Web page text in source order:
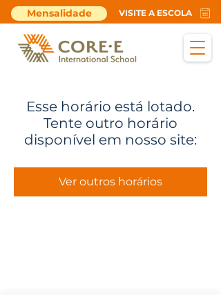
Mensalidade VISITE A ESCOLA
Esse horário está lotado.
Tente outro horário
disponível em nosso site:
Ver outros horários